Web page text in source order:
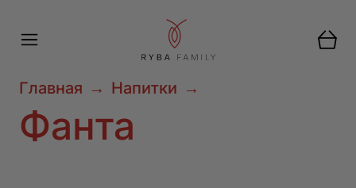
Главная → Напитки →
Фанта